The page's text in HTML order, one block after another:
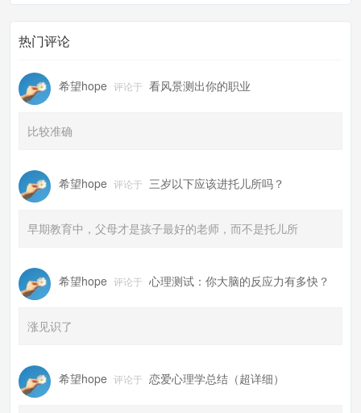
热门评论
希望hope 评论于 看风景测出你的职业
比较准确
希望hope 评论于 三岁以下应该进托儿所吗？
早期教育中，父母才是孩子最好的老师，而不是托儿所
希望hope 评论于 心理测试：你大脑的反应力有多快？
涨见识了
希望hope 评论于 恋爱心理学总结（超详细）